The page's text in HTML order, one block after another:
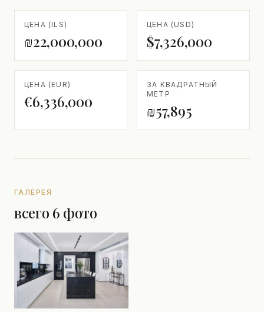
ЦЕНА (ILS)
₪22,000,000
ЦЕНА (USD)
$7,326,000
ЦЕНА (EUR)
€6,336,000
ЗА КВАДРАТНЫЙ
МЕТР
₪57,895
ГАЛЕРЕЯ
всего 6 фото